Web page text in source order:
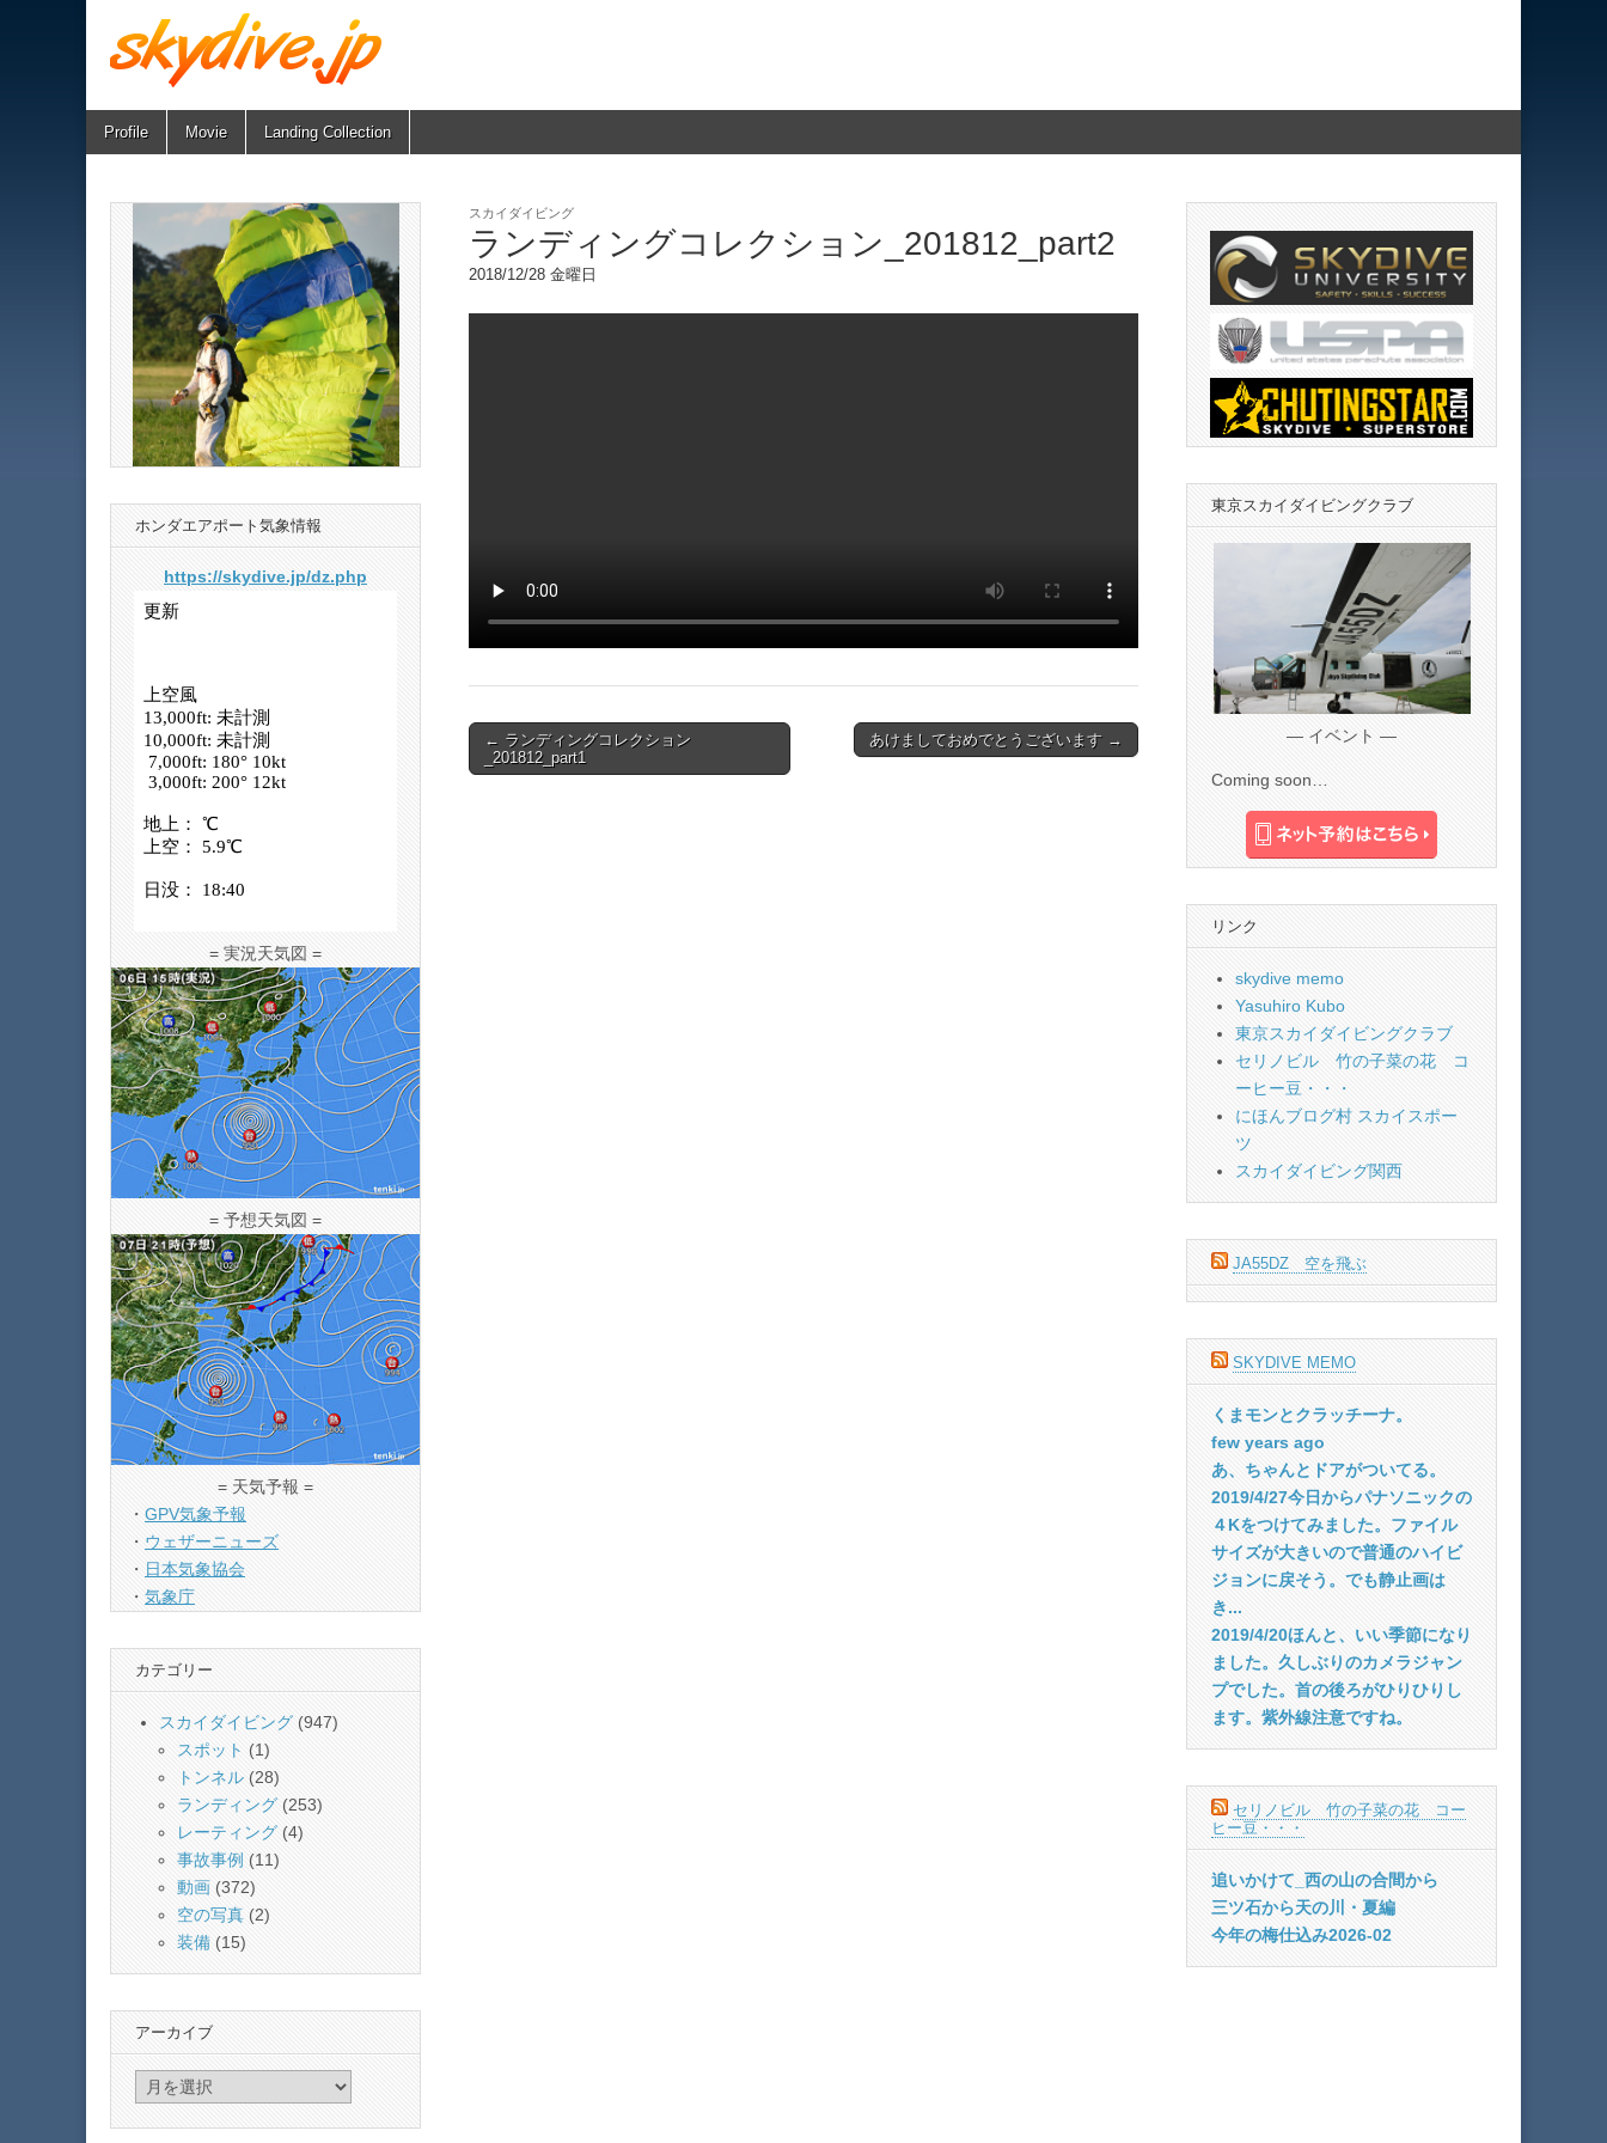
skydive.jp
Main
menu
Skip
Profile Movie Landing Collection
スカイダイビング
ランディングコレクション_201812_part2
2018/12/28 金曜日
Post
navigation
← ランディングコレクション
_201812_part1
あけましておめでとうございます →
ホンダエアポート気象情報
https://skydive.jp/dz.php
= 実況天気図 =
= 予想天気図 =
= 天気予報 =
・ GPV気象予報
・ ウェザーニューズ
・ 日本気象協会
・ 気象庁
カテゴリー
スカイダイビング (947)
スポット (1)
トンネル (28)
ランディング(253)
レーティング(4)
事故事例 (11)
動画 (372)
空の写真 (2)
装備 (15)
アーカイブ
東京スカイダイビングクラブ
— イベント —
Coming soon…
リンク
skydive memo
Yasuhiro Kubo
東京スカイダイビングクラブ
セリノビル 竹の子菜の花 コ
ーヒー豆・・・
にほんブログ村 スカイスポー
ツ
スカイダイビング関西
JA55DZ 空を飛ぶ
SKYDIVE MEMO
くまモンとクラッチーナ。
few years ago
あ、ちゃんとドアがついてる。
2019/4/27今日からパナソニックの
４Kをつけてみました。ファイル
サイズが大きいので普通のハイビ
ジョンに戻そう。でも静止画は
き...
2019/4/20ほんと、いい季節になり
ました。久しぶりのカメラジャン
プでした。首の後ろがひりひりし
ます。紫外線注意ですね。
セリノビル 竹の子菜の花 コー
ヒー豆・・・
追いかけて_西の山の合間から
三ツ石から天の川・夏編
今年の梅仕込み2026-02